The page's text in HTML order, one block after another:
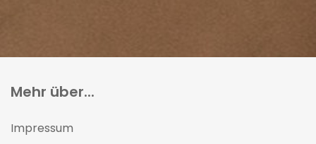
Mehr über...
Impressum